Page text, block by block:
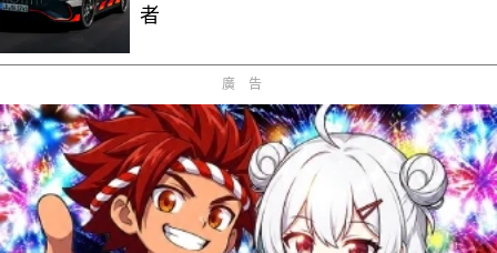
者
廣告